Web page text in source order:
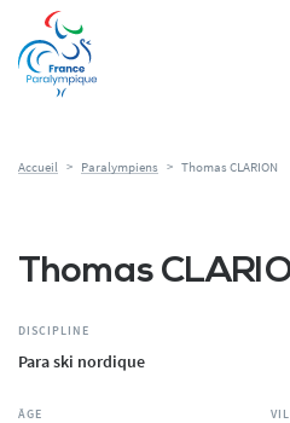
Accueil > Paralympiens > Thomas CLARION
Thomas
DISCIPLINE
Para ski nordique
ÂGE
Panneau de gestion des cookies